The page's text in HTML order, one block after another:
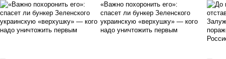
«Важно похоронить его»:
спасет ли бункер Зеленского
украинскую «верхушку» — кого
надо уничтожить первым